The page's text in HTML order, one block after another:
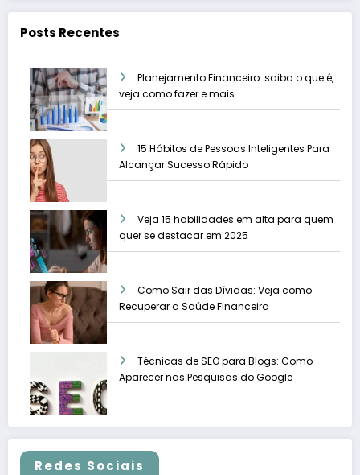
Posts Recentes
Planejamento Financeiro: saiba o que é,
veja como fazer e mais
15 Hábitos de Pessoas Inteligentes Para
Alcançar Sucesso Rápido
Veja 15 habilidades em alta para quem
quer se destacar em 2025
Como Sair das Dívidas: Veja como
Recuperar a Saúde Financeira
Técnicas de SEO para Blogs: Como
Aparecer nas Pesquisas do Google
Redes Sociais